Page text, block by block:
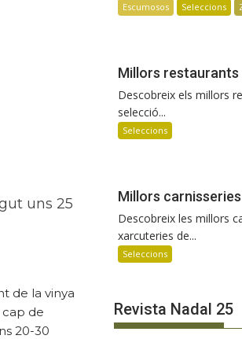
uns 25
de la vinya
cap de
20-30
Escumosos Seleccions
Millors restaurants
Descobreix els millors
selecció...
Seleccions
Millors
Descobreix les millors
xarcuteries de...
Seleccions
Revista Nadal 25